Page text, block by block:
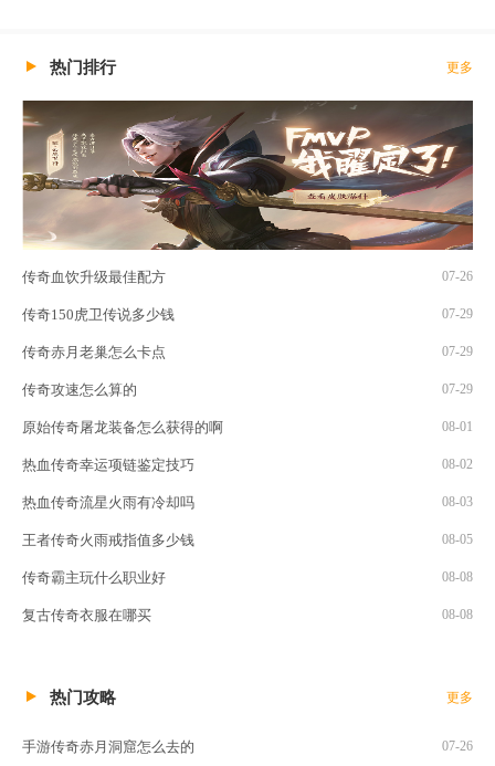
热门排行 更多
传奇血饮升级最佳配方 07-26
传奇150虎卫传说多少钱 07-29
传奇赤月老巢怎么卡点 07-29
传奇攻速怎么算的 07-29
原始传奇屠龙装备怎么获得的啊 08-01
热血传奇幸运项链鉴定技巧 08-02
热血传奇流星火雨有冷却吗 08-03
王者传奇火雨戒指值多少钱 08-05
传奇霸主玩什么职业好 08-08
复古传奇衣服在哪买 08-08
热门攻略 更多
手游传奇赤月洞窟怎么去的 07-26